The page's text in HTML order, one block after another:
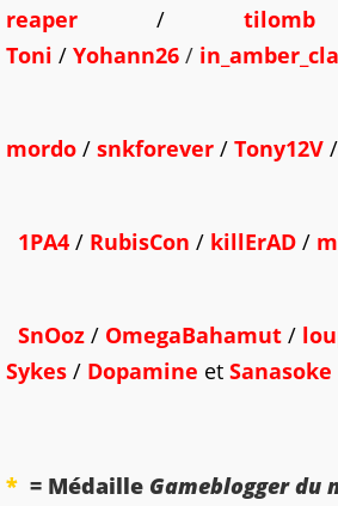
reaper
/ tilomb
Toni / Yohann26 /
mordo / snkforever / Tony12V /
1PA4 / RubisCon / killErAD /
SnOoz / OmegaBahamut /
Sykes / Dopamine et Sanasoke
* = Médaille Gameblogger du